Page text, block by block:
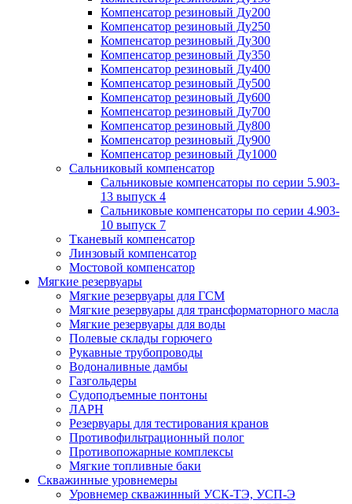
Компенсатор резиновый Ду200
Компенсатор резиновый Ду250
Компенсатор резиновый Ду300
Компенсатор резиновый Ду350
Компенсатор резиновый Ду400
Компенсатор резиновый Ду500
Компенсатор резиновый Ду600
Компенсатор резиновый Ду700
Компенсатор резиновый Ду800
Компенсатор резиновый Ду900
Компенсатор резиновый Ду1000
Сальниковый компенсатор
Сальниковые компенсаторы по серии 5.903-
13 выпуск 4
Сальниковые компенсаторы по серии 4.903-
10 выпуск 7
Тканевый компенсатор
Линзовый компенсатор
Мостовой компенсатор
Мягкие резервуары
Мягкие резервуары для ГСМ
Мягкие резервуары для трансформаторного масла
Мягкие резервуары для воды
Полевые склады горючего
Рукавные трубопроводы
Водоналивные дамбы
Газгольдеры
Судоподъемные понтоны
ЛАРН
Резервуары для тестирования кранов
Противофильтрационный полог
Противопожарные комплексы
Мягкие топливные баки
Скважинные уровнемеры
Уровнемер скважинный УСК-ТЭ, УСП-Э